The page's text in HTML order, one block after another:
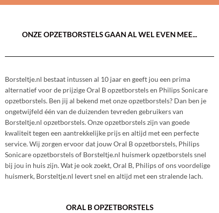
ONZE OPZETBORSTELS GAAN AL WEL EVEN MEE...
Borsteltje.nl bestaat intussen al 10 jaar en geeft jou een prima
alternatief voor de prijzige Oral B opzetborstels en Philips Sonicare
opzetborstels. Ben jij al bekend met onze opzetborstels? Dan ben je
ongetwijfeld één van de duizenden tevreden gebruikers van
Borsteltje.nl opzetborstels. Onze opzetborstels zijn van goede
kwaliteit tegen een aantrekkelijke prijs en altijd met een perfecte
service. Wij zorgen ervoor dat jouw Oral B opzetborstels, Philips
Sonicare opzetborstels of Borsteltje.nl huismerk opzetborstels snel
bij jou in huis zijn. Wat je ook zoekt, Oral B, Philips of ons voordelige
huismerk, Borsteltje.nl levert snel en altijd met een stralende lach.
ORAL B OPZETBORSTELS